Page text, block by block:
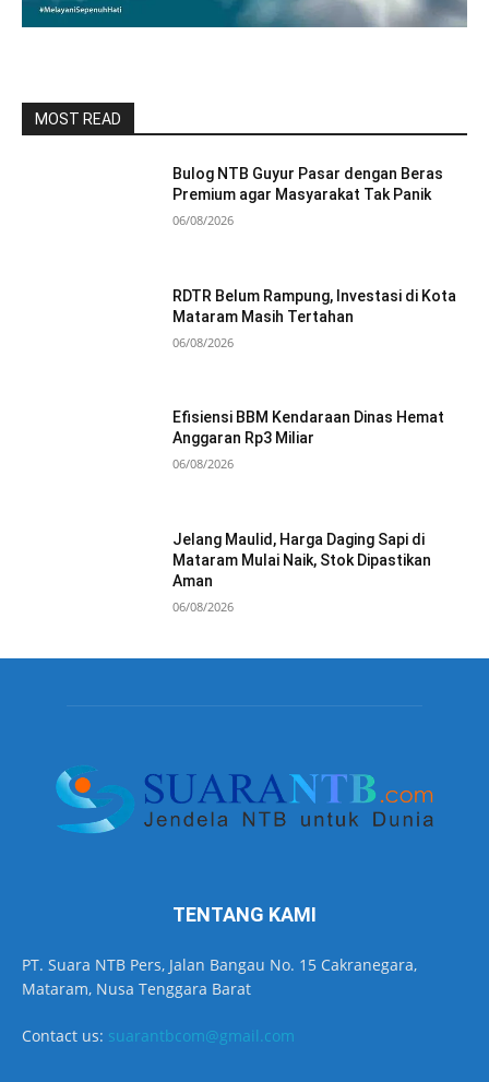
MOST READ
Bulog NTB Guyur Pasar dengan Beras
Premium agar Masyarakat Tak Panik
06/08/2026
RDTR Belum Rampung, Investasi di Kota
Mataram Masih Tertahan
06/08/2026
Efisiensi BBM Kendaraan Dinas Hemat
Anggaran Rp3 Miliar
06/08/2026
Jelang Maulid, Harga Daging Sapi di
Mataram Mulai Naik, Stok Dipastikan
Aman
06/08/2026
TENTANG KAMI
PT. Suara NTB Pers, Jalan Bangau No. 15 Cakranegara,
Mataram, Nusa Tenggara Barat
Contact us: suarantbcom@gmail.com